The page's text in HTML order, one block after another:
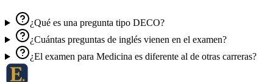
¿Qué es una pregunta tipo DECO?
¿Cuántas preguntas de inglés vienen en el examen?
¿El examen para Medicina es diferente al de otras carreras?